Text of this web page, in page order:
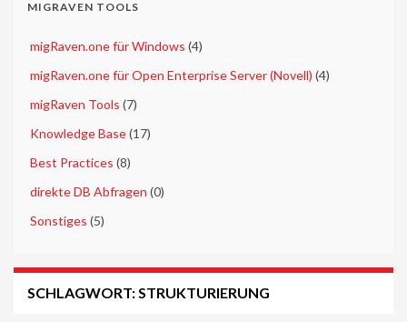
MIGRAVEN TOOLS
migRaven.one für Windows (4)
migRaven.one für Open Enterprise Server (Novell) (4)
migRaven Tools (7)
Knowledge Base(17)
Best Practices (8)
direkte DB Abfragen (0)
Sonstiges (5)
SCHLAGWORT:STRUKTURIERUNG